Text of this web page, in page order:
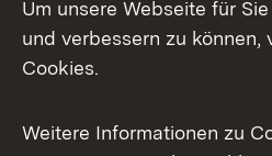
Facebook
X / Twitter
Um unsere Webseite für
und verbessern zu können,
Cookies.
Weitere Informationen zu